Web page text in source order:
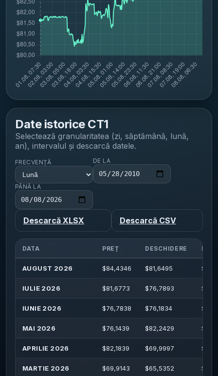
Date istorice CT1
Selectează granularitatea (zi, săptămână, lună,
an), intervalul și descarcă datele.
FRECVENȚĂ DE LA
PÂNĂ LA
Descarcă XLSX Descarcă CSV
DATA PREȚ DESCHIDERE
AUGUST 2026 $84,4346 $81,6495 $
IULIE 2026 $81,6773 $76,7893 $
IUNIE 2026 $76,7838 $76,1834 $
MAI 2026 $76,1439 $82,2429 $
APRILIE 2026 $82,1839 $69,9997 $
MARTIE 2026 $69,9143 $65,5352 $